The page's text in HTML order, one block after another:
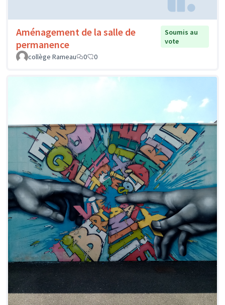
Aménagement de la salle de
permanence
Soumis au
vote
collège Rameau
0 0